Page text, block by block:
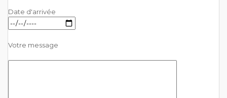
Date d'arrivée
Votre message